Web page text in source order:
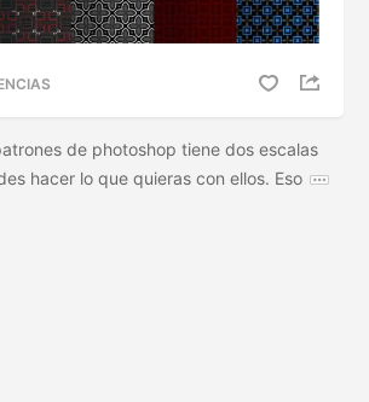
de photoshop tiene dos escalas
hacer lo que quieras con ellos. Eso